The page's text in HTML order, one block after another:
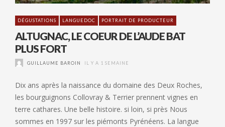
DÉGUSTATIONS LANGUEDOC PORTRAIT DE PRODUCTEUR
ALTUGNAC, LE COEUR DE L’AUDE BAT
PLUS FORT
GUILLAUME BAROIN IL Y A 1 SEMAINE
Dix ans après la naissance du domaine des Deux Roches,
les bourguignons Collovray & Terrier prennent vignes en
terre cathares. Une belle histoire. si loin, si près Nous
sommes en 1997 sur les piémonts Pyrénéens. La langue